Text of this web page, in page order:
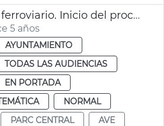
Canal acceso ferroviario. Inicio del proceso
5 años
AYUNTAMIENTO
TODAS LAS AUDIENCIAS
EN PORTADA
NORMAL
PARC CENTRAL
AVE